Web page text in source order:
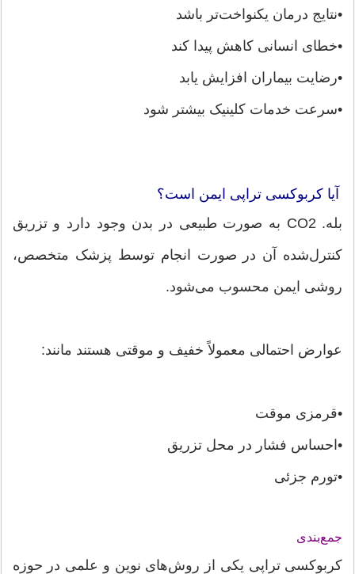
•نتایج درمان یکنواخت‌تر باشد
•خطای انسانی کاهش پیدا کند
•رضایت بیماران افزایش یابد
•سرعت خدمات کلینیک بیشتر شود
آیا کربوکسی تراپی ایمن است؟
بله. CO2 به صورت طبیعی در بدن وجود دارد و تزریق
کنترل‌شده آن در صورت انجام توسط پزشک متخصص،
روشی ایمن محسوب می‌شود.
عوارض احتمالی معمولاً خفیف و موقتی هستند مانند:
•قرمزی موقت
•احساس فشار در محل تزریق
•تورم جزئی
جمع‌بندی
کربوکسی تراپی یکی از روش‌های نوین و علمی در حوزه